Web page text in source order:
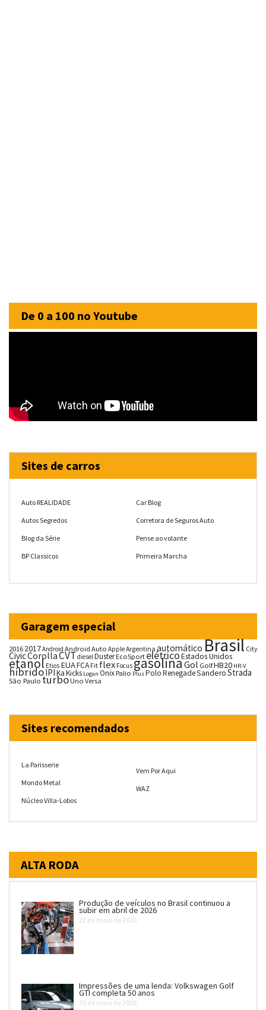
De 0 a 100 no Youtube
Sites de carros
Auto REALIDADE
Autos Segredos
Blog da Série
BP Classicos
Car Blog
Corretora de Seguros Auto
Pense ao volante
Primeira Marcha
Garagem especial
20162017Android Android Auto AppleArgentina automáticoBrasil City
CivicCorollaCVTdieselDusterEcoSportelétricoEstados Unidos
etanol Etios EUAFCA Fit flex FocusgasolinaGol GolfHB20 HR-V
híbridoIPIKaKicks Logan OnixPalio PlusPoloRenegadeSanderoStrada
São Paulo turboUno Versa
Sites recomendados
La Parisserie
Mondo Metal
Núcleo Villa-Lobos
Vem Por Aqui
WAZ
ALTA RODA
Produção de veículos no Brasil continuou a
subir em abril de 2026
22 de maio de 2026
Impressões de uma lenda: Volkswagen Golf
GTI completa 50 anos
20 de maio de 2026